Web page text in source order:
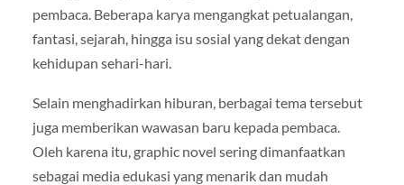
pembaca. Beberapa karya mengangkat petualangan,
fantasi, sejarah, hingga isu sosial yang dekat dengan
kehidupan sehari-hari.
Selain menghadirkan hiburan, berbagai tema tersebut
juga memberikan wawasan baru kepada pembaca.
Oleh karena itu, graphic novel sering dimanfaatkan
sebagai media edukasi yang menarik dan mudah